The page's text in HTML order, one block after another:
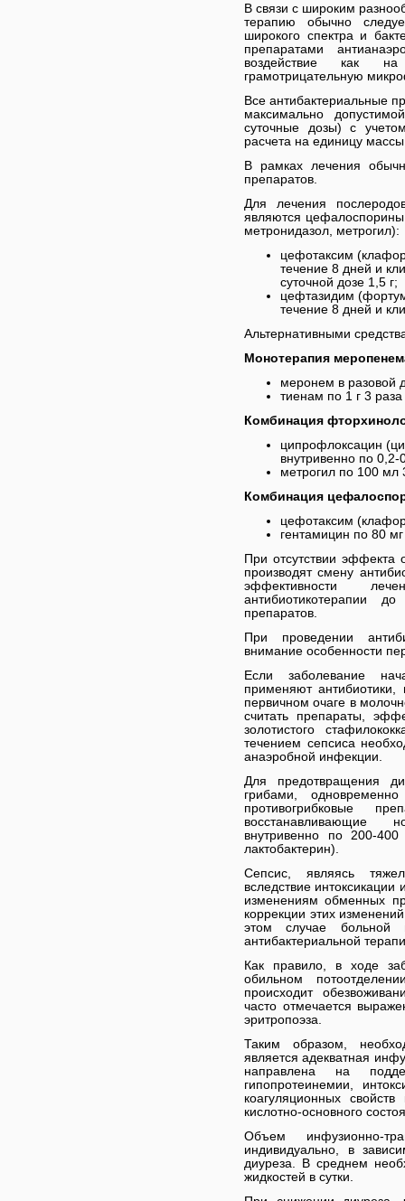
В связи с широким
терапию обычно
широкого спектра и
препаратами
воздействие как
грамотрицательную
Все антибактериальные
максимально
суточные дозы) с
расчета на единицу
В рамках лечения
препаратов.
Для лечения
являются
метронидазол, метрогил):
цефотаксим
течение 8 дней и
суточной дозе 1,5 г;
цефтазидим
течение 8 дней и
Альтернативными
Монотерапия
меронем в разовой
тиенам по 1 г 3
Комбинация
ципрофлоксацин
внутривенно по 0,2-
метрогил по 100 мл
Комбинация
цефотаксим
гентамицин по 80
При отсутствии эффекта
производят смену
эффективности
антибиотикотерапии
препаратов.
При проведении
внимание особенности
Если заболевание
применяют
первичном очаге в
считать препараты,
золотистого
течением сепсиса
анаэробной инфекции.
Для предотвращения
грибами,
противогрибковые
восстанавливающие
внутривенно по 200-
лактобактерин).
Сепсис, являясь
вследствие интоксикации
изменениям обменных
коррекции этих
этом случае больной
антибактериальной
Как правило, в ходе
обильном
происходит
часто отмечается
эритропоэза.
Таким образом,
является адекватная
направлена на
гипопротеинемии,
коагуляционных
кислотно-основного
Объем инфузионно-
индивидуально, в
диуреза. В среднем
жидкостей в сутки.